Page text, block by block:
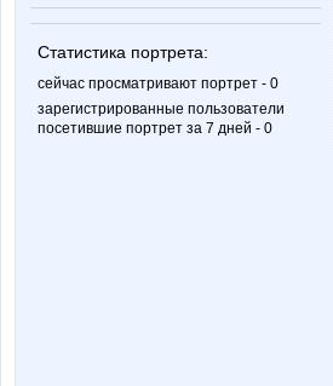
Статистика портрета:
сейчас просматривают портрет - 0
зарегистрированные пользователи
посетившие портрет за 7 дней - 0